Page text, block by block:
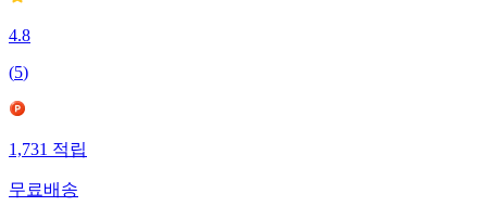
4.8
(5)
1,731적립
무료배송